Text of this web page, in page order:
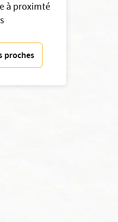
à proximté
proches